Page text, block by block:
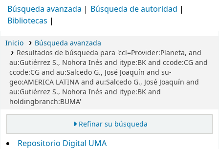
Búsqueda avanzada
Búsqueda de autoridad
Bibliotecas
Inicio
Búsqueda avanzada
Resultados de búsqueda para 'ccl=Provider:Planeta, and
au:Gutiérrez S., Nohora Inés and itype:BK and ccode:CG and
ccode:CG and au:Salcedo G., José Joaquín and su-
geo:AMERICA LATINA and au:Salcedo G., José Joaquín and
au:Gutiérrez S., Nohora Inés and itype:BK and
holdingbranch:BUMA'
Refinar su búsqueda
Repositorio Digital UMA